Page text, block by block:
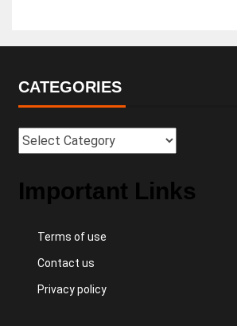
CATEGORIES
Important Links
Terms of use
Contact us
Privacy policy